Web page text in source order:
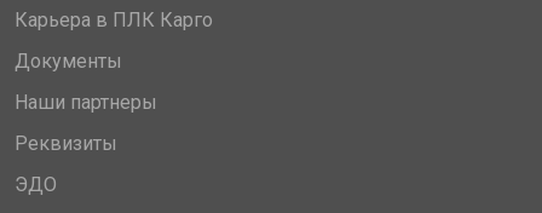
Карьера в ПЛК Карго
Документы
Наши партнеры
Реквизиты
ЭДО